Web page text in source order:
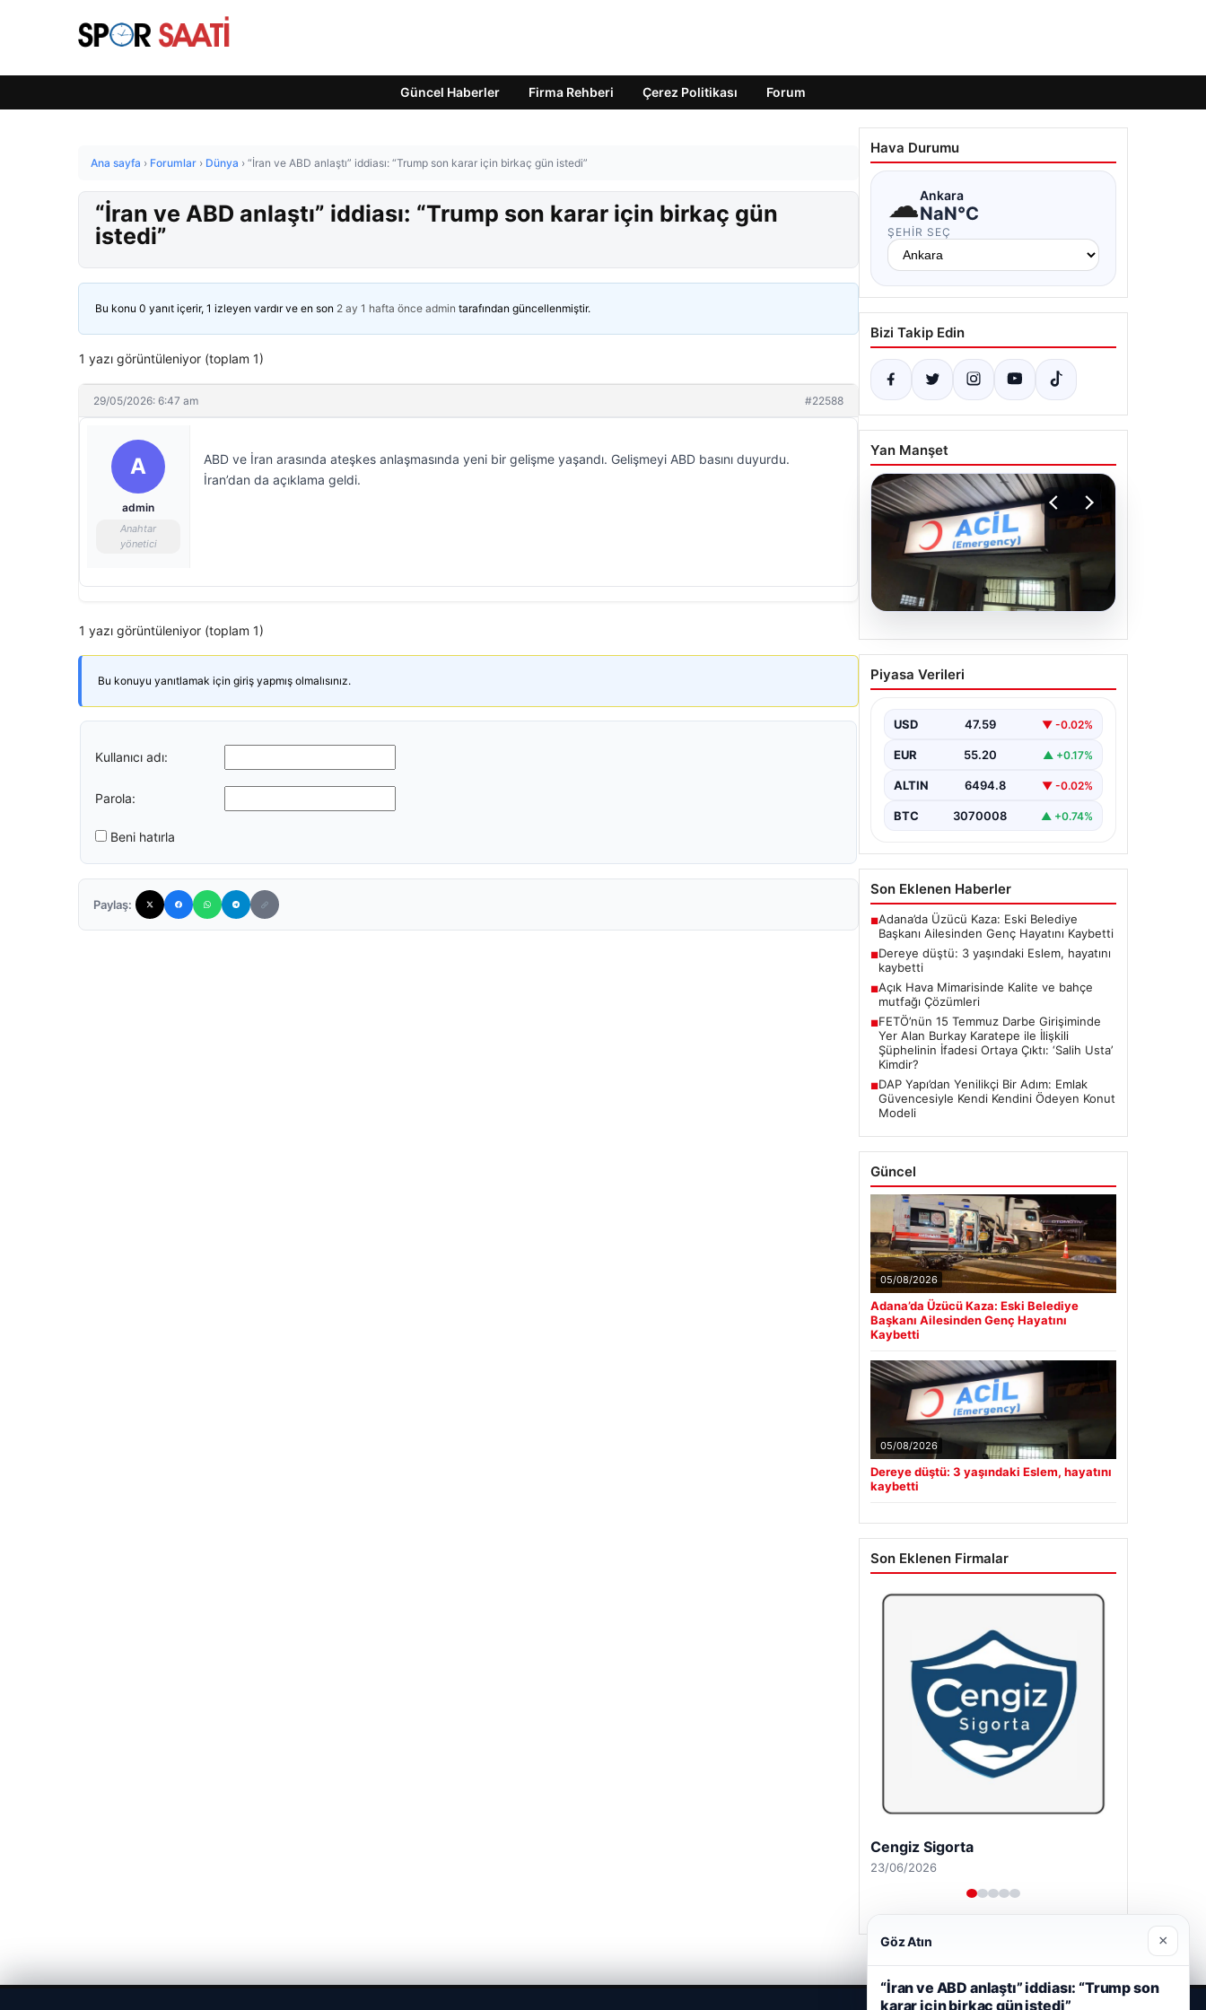
Güncel Haberler Firma Rehberi Çerez Politikası Forum
Ana sayfa › Forumlar › Dünya › “İran ve ABD anlaştı” iddiası: “Trump son karar için birkaç gün istedi”
“İran ve ABD anlaştı” iddiası: “Trump son karar için birkaç gün
istedi”
Bu konu 0 yanıt içerir, 1 izleyen vardır ve en son 2 ay 1 hafta önce admin tarafından güncellenmiştir.
1 yazı görüntüleniyor (toplam 1)
29/05/2026: 6:47 am #22588
A
admin
Anahtar
yönetici
ABD ve İran arasında ateşkes anlaşmasında yeni bir gelişme yaşandı. Gelişmeyi ABD basını duyurdu.
İran’dan da açıklama geldi.
1 yazı görüntüleniyor (toplam 1)
Bu konuyu yanıtlamak için giriş yapmış olmalısınız.
Kullanıcı adı:
Parola:
Beni hatırla
Paylaş:
Hava Durumu
☁Ankara
NaN°C
ŞEHIR SEÇ
Bizi Takip Edin
Yan Manşet
05.08.2026
Dereye düştü: 3 yaşındaki
Eslem, hayatını kaybetti
Piyasa Verileri
USD 47.59 ▼ -0.02%
EUR 55.20 ▲ +0.17%
ALTIN 6494.8 ▼ -0.02%
BTC 3070008 ▲ +0.74%
Son Eklenen Haberler
■Adana’da Üzücü Kaza: Eski Belediye
Başkanı Ailesinden Genç Hayatını Kaybetti
■Dereye düştü: 3 yaşındaki Eslem, hayatını
kaybetti
■Açık Hava Mimarisinde Kalite ve bahçe
mutfağı Çözümleri
■FETÖ’nün 15 Temmuz Darbe Girişiminde
Yer Alan Burkay Karatepe ile İlişkili
Şüphelinin İfadesi Ortaya Çıktı: ‘Salih Usta’
Kimdir?
■DAP Yapı’dan Yenilikçi Bir Adım: Emlak
Güvencesiyle Kendi Kendini Ödeyen Konut
Modeli
Güncel
05/08/2026
Adana’da Üzücü Kaza: Eski Belediye
Başkanı Ailesinden Genç Hayatını
Kaybetti
05/08/2026
Dereye düştü: 3 yaşındaki Eslem, hayatını
kaybetti
Son Eklenen Firmalar
Cengiz Sigorta
23/06/2026
Göz Atın ×
“İran ve ABD anlaştı” iddiası: “Trump son
karar için birkaç gün istedi”